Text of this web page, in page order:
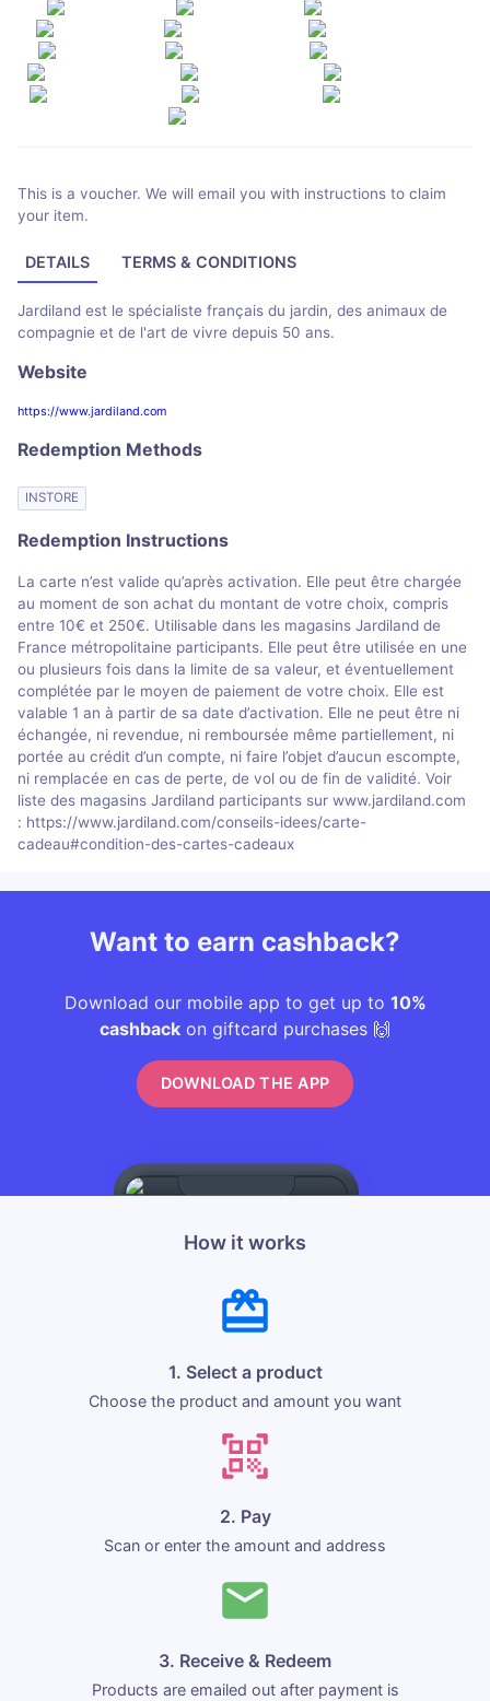
This is a voucher. We will email you with instructions to claim
your item.
DETAILS TERMS & CONDITIONS
Jardiland est le spécialiste français du jardin, des animaux de
compagnie et de l'art de vivre depuis 50 ans.
Website
https://www.jardiland.com
Redemption Methods
INSTORE
Redemption Instructions
La carte n’est valide qu’après activation. Elle peut être chargée
au moment de son achat du montant de votre choix, compris
entre 10€ et 250€. Utilisable dans les magasins Jardiland de
France métropolitaine participants. Elle peut être utilisée en une
ou plusieurs fois dans la limite de sa valeur, et éventuellement
complétée par le moyen de paiement de votre choix. Elle est
valable 1 an à partir de sa date d’activation. Elle ne peut être ni
échangée, ni revendue, ni remboursée même partiellement, ni
portée au crédit d’un compte, ni faire l’objet d’aucun escompte,
ni remplacée en cas de perte, de vol ou de fin de validité. Voir
liste des magasins Jardiland participants sur www.jardiland.com
: https://www.jardiland.com/conseils-idees/carte-
cadeau#condition-des-cartes-cadeaux
Want to earn cashback?
Download our mobile app to get up to 10%
cashback on giftcard purchases 🙌
DOWNLOAD THE APP
How it works
1. Select a product
Choose the product and amount you want
2. Pay
Scan or enter the amount and address
3. Receive & Redeem
Products are emailed out after payment is